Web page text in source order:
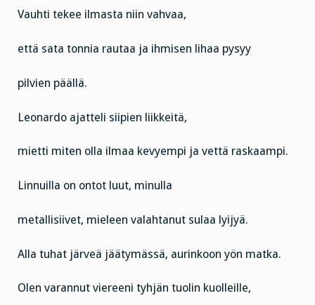
Vauhti tekee ilmasta niin vahvaa,
että sata tonnia rautaa ja ihmisen lihaa pysyy
pilvien päällä.
Leonardo ajatteli siipien liikkeitä,
mietti miten olla ilmaa kevyempi ja vettä raskaampi.
Linnuilla on ontot luut, minulla
metallisiivet, mieleen valahtanut sulaa lyijyä.
Alla tuhat järveä jäätymässä, aurinkoon yön matka.
Olen varannut viereeni tyhjän tuolin kuolleille,